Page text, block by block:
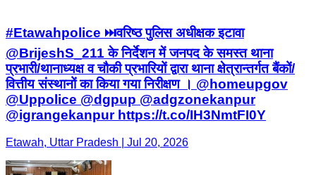
#Etawahpolice ⏭️वरिष्ठ पुलिस अधीक्षक इटावा
@BrijeshS_211 के निर्देशन में जनपद के समस्त थाना
प्रभारी/थानाध्यक्ष व चौकी प्रभारियों द्वारा थाना क्षेत्रान्तर्गत बैंकों/
वित्तीय संस्थानों का किया गया निरीक्षण । @homeupgov
@Uppolice @dgpup @adgzonekanpur
@igrangekanpur https://t.co/IH3NmtFI0Y
Etawah, Uttar Pradesh | Jul 20, 2026